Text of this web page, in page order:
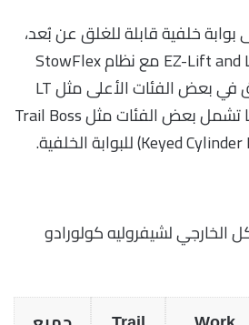
خلفية قابلة للغلق عن بُعد،
فيما تتوفر بوابة EZ-Lift and Lower مع نظام StowFlex
للتخزين الداخلي المغلق في بعض الفئات الأعلى مثل LT
وZ71 وTrail Boss، كما تشمل بعض الفئات مثل Trail Boss
الخارجي لشيفروليه كولورادو